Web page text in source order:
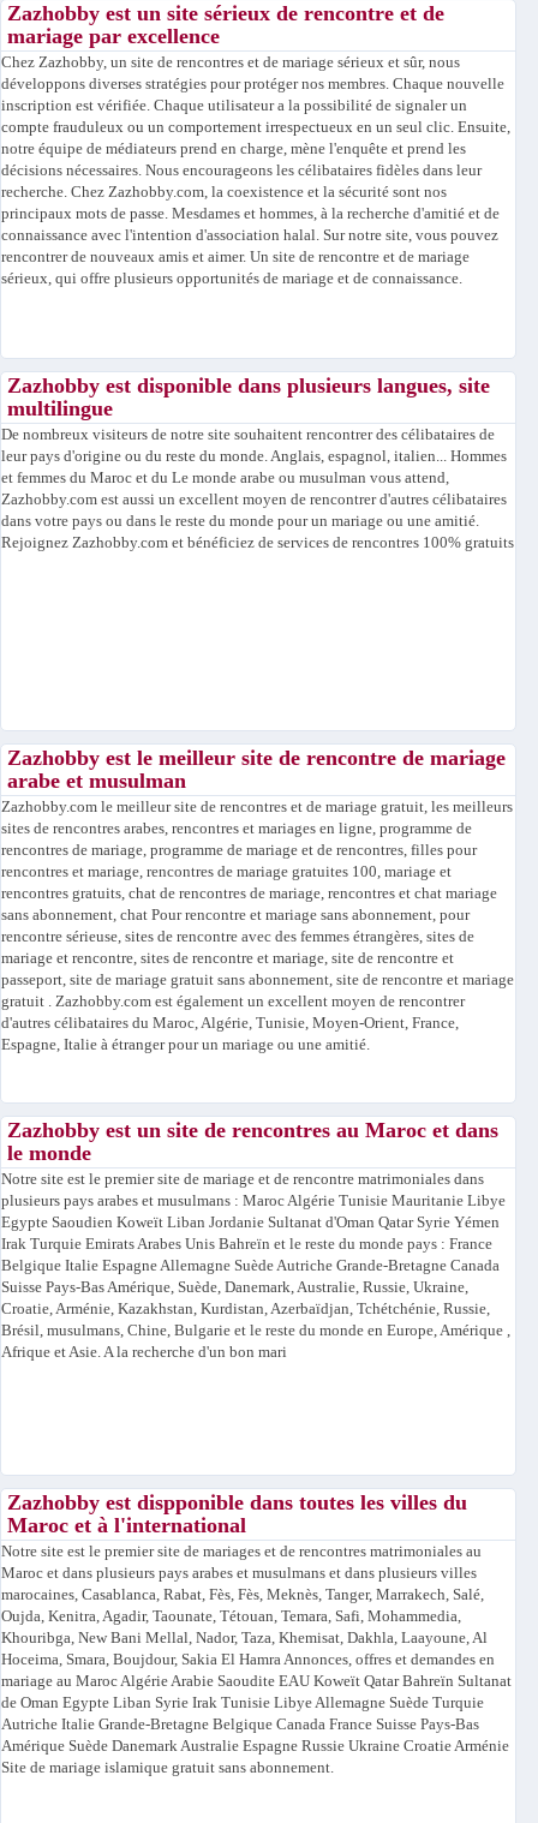
Zazhobby est un site sérieux de rencontre et de
mariage par excellence
Chez Zazhobby, un site de rencontres et de mariage sérieux et sûr, nous
développons diverses stratégies pour protéger nos membres. Chaque nouvelle
inscription est vérifiée. Chaque utilisateur a la possibilité de signaler un
compte frauduleux ou un comportement irrespectueux en un seul clic. Ensuite,
notre équipe de médiateurs prend en charge, mène l'enquête et prend les
décisions nécessaires. Nous encourageons les célibataires fidèles dans leur
recherche. Chez Zazhobby.com, la coexistence et la sécurité sont nos
principaux mots de passe. Mesdames et hommes, à la recherche d'amitié et de
connaissance avec l'intention d'association halal. Sur notre site, vous pouvez
rencontrer de nouveaux amis et aimer. Un site de rencontre et de mariage
sérieux, qui offre plusieurs opportunités de mariage et de connaissance.
Zazhobby est disponible dans plusieurs langues, site
multilingue
De nombreux visiteurs de notre site souhaitent rencontrer des célibataires de
leur pays d'origine ou du reste du monde. Anglais, espagnol, italien... Hommes
et femmes du Maroc et du Le monde arabe ou musulman vous attend,
Zazhobby.com est aussi un excellent moyen de rencontrer d'autres célibataires
dans votre pays ou dans le reste du monde pour un mariage ou une amitié.
Rejoignez Zazhobby.com et bénéficiez de services de rencontres 100% gratuits
Zazhobby est le meilleur site de rencontre de mariage
arabe et musulman
Zazhobby.com le meilleur site de rencontres et de mariage gratuit, les meilleurs
sites de rencontres arabes, rencontres et mariages en ligne, programme de
rencontres de mariage, programme de mariage et de rencontres, filles pour
rencontres et mariage, rencontres de mariage gratuites 100, mariage et
rencontres gratuits, chat de rencontres de mariage, rencontres et chat mariage
sans abonnement, chat Pour rencontre et mariage sans abonnement, pour
rencontre sérieuse, sites de rencontre avec des femmes étrangères, sites de
mariage et rencontre, sites de rencontre et mariage, site de rencontre et
passeport, site de mariage gratuit sans abonnement, site de rencontre et mariage
gratuit . Zazhobby.com est également un excellent moyen de rencontrer
d'autres célibataires du Maroc, Algérie, Tunisie, Moyen-Orient, France,
Espagne, Italie à étranger pour un mariage ou une amitié.
Zazhobby est un site de rencontres au Maroc et dans
le monde
Notre site est le premier site de mariage et de rencontre matrimoniales dans
plusieurs pays arabes et musulmans : Maroc Algérie Tunisie Mauritanie Libye
Egypte Saoudien Koweït Liban Jordanie Sultanat d'Oman Qatar Syrie Yémen
Irak Turquie Emirats Arabes Unis Bahreïn et le reste du monde pays : France
Belgique Italie Espagne Allemagne Suède Autriche Grande-Bretagne Canada
Suisse Pays-Bas Amérique, Suède, Danemark, Australie, Russie, Ukraine,
Croatie, Arménie, Kazakhstan, Kurdistan, Azerbaïdjan, Tchétchénie, Russie,
Brésil, musulmans, Chine, Bulgarie et le reste du monde en Europe, Amérique ,
Afrique et Asie. A la recherche d'un bon mari
Zazhobby est dispponible dans toutes les villes du
Maroc et à l'international
Notre site est le premier site de mariages et de rencontres matrimoniales au
Maroc et dans plusieurs pays arabes et musulmans et dans plusieurs villes
marocaines, Casablanca, Rabat, Fès, Fès, Meknès, Tanger, Marrakech, Salé,
Oujda, Kenitra, Agadir, Taounate, Tétouan, Temara, Safi, Mohammedia,
Khouribga, New Bani Mellal, Nador, Taza, Khemisat, Dakhla, Laayoune, Al
Hoceima, Smara, Boujdour, Sakia El Hamra Annonces, offres et demandes en
mariage au Maroc Algérie Arabie Saoudite EAU Koweït Qatar Bahreïn Sultanat
de Oman Egypte Liban Syrie Irak Tunisie Libye Allemagne Suède Turquie
Autriche Italie Grande-Bretagne Belgique Canada France Suisse Pays-Bas
Amérique Suède Danemark Australie Espagne Russie Ukraine Croatie Arménie
Site de mariage islamique gratuit sans abonnement.